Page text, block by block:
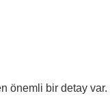
önemli bir detay var.